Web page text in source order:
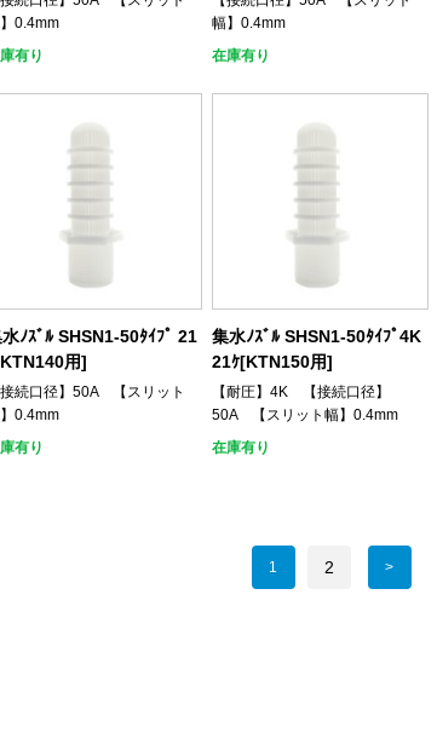
0.4mm
有り
幅】0.4mm
在庫有り
ﾉｽﾞﾙ SHSN1-50ﾀｲﾌﾟ 21
用]
接続口径】50A 【スリット
0.4mm
有り
集水ﾉｽﾞﾙ SHSN1-50ﾀｲﾌﾟ4K
21ｹ[KTN150用]
【耐圧】4K 【接続口径】
50A 【スリット幅】0.4mm
在庫有り
1 2